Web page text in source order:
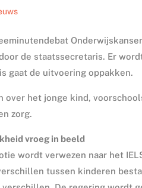
de staatssecretaris. Er
gaat de uitvoering oppakken.
over het jonge kind,
zorg.
vroeg in beeld
wordt verwezen naar het
tussen kinderen